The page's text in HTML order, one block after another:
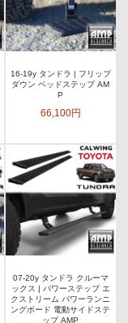
16-19y タンドラ | フリップ
ダウン ベッドステップ AM
P
66,100円
07-20y タンドラ クルーマ
ックス | パワーステップ エ
クストリーム パワーランニ
ングボード 電動サイドステ
ップ AMP